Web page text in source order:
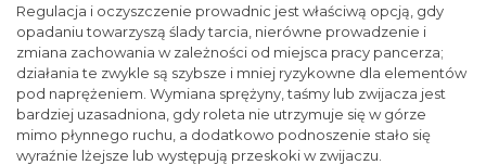
Regulacja i oczyszczenie prowadnic jest właściwą opcją, gdy
opadaniu towarzyszą ślady tarcia, nierówne prowadzenie i
zmiana zachowania w zależności od miejsca pracy pancerza;
działania te zwykle są szybsze i mniej ryzykowne dla elementów
pod naprężeniem. Wymiana sprężyny, taśmy lub zwijacza jest
bardziej uzasadniona, gdy roleta nie utrzymuje się w górze
mimo płynnego ruchu, a dodatkowo podnoszenie stało się
wyraźnie lżejsze lub występują przeskoki w zwijaczu.